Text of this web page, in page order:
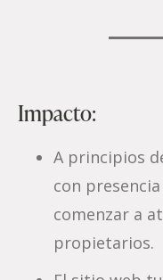
Impacto:
A principios
con
comenzar a
propietarios.